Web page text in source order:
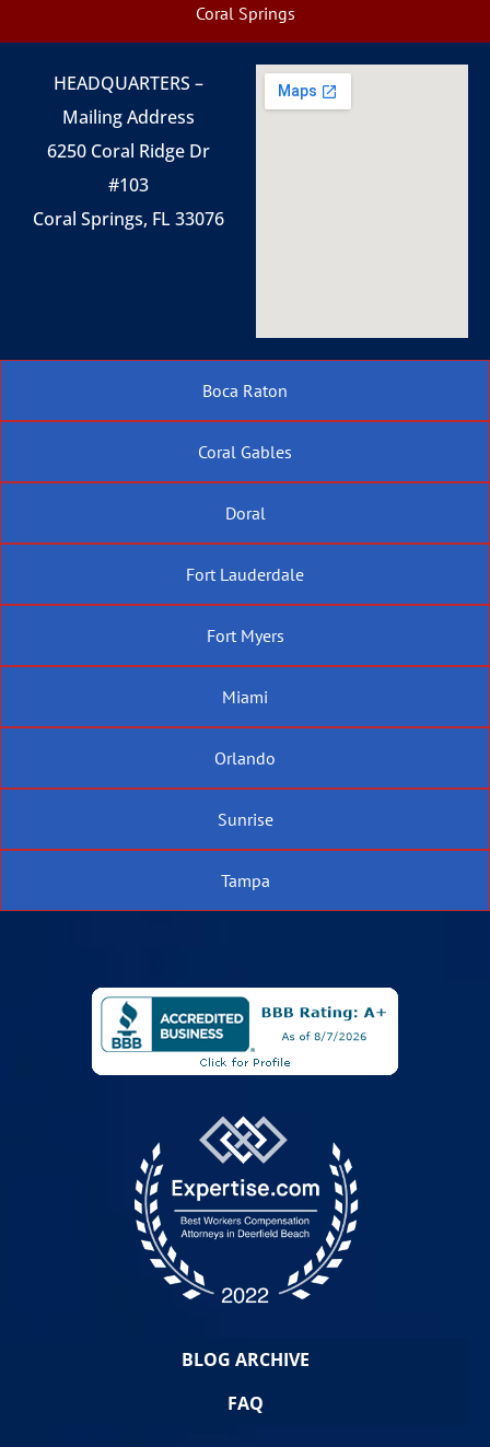
Coral Springs
Boca Raton
Coral Gables
Doral
Fort Lauderdale
Fort Myers
Miami
Orlando
Sunrise
Tampa
HEADQUARTERS –
Mailing Address
6250 Coral Ridge Dr
#103
Coral Springs, FL 33076
BLOG ARCHIVE
FAQ